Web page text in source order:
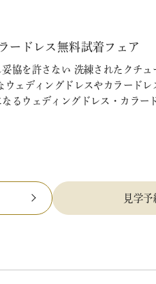
ードレス無料試着フェア
協を許さない 洗練されたクチ
ェディングドレスやカラード
るウェディングドレス・カラー
見学予